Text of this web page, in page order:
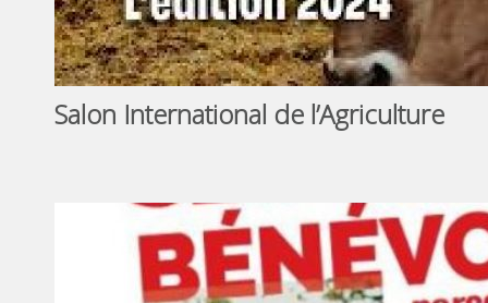
Salon International de l’Agriculture